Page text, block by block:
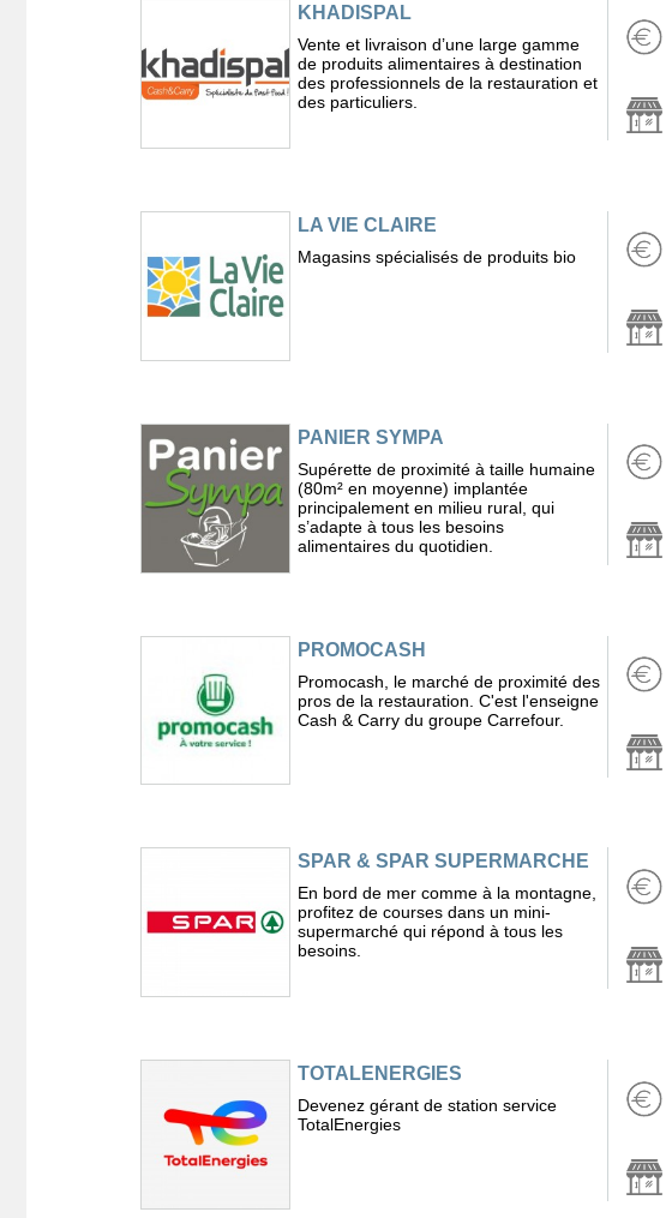
KHADISPAL
Vente et livraison d’une large gamme
de produits alimentaires à destination
des professionnels de la restauration et
des particuliers.
LA VIE CLAIRE
Magasins spécialisés de produits bio
PANIER SYMPA
Supérette de proximité à taille humaine
(80m² en moyenne) implantée
principalement en milieu rural, qui
s’adapte à tous les besoins
alimentaires du quotidien.
PROMOCASH
Promocash, le marché de proximité des
pros de la restauration. C'est l'enseigne
Cash & Carry du groupe Carrefour.
SPAR & SPAR SUPERMARCHE
En bord de mer comme à la montagne,
profitez de courses dans un mini-
supermarché qui répond à tous les
besoins.
TOTALENERGIES
Devenez gérant de station service
TotalEnergies